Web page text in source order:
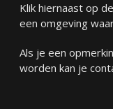
Klik hiernaast op
een omgeving
Als je een
worden kan je